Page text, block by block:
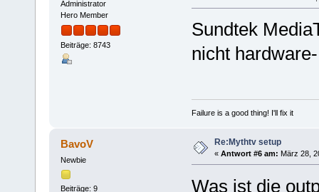
Administrator
Hero Member
Beiträge: 8743
Sundtek
nicht
Failure is a good thing! I'll fix it
BavoV
Newbie
Beiträge: 9
Re:Mythtv setup
« Antwort #6 am: März 28,
Was ist die